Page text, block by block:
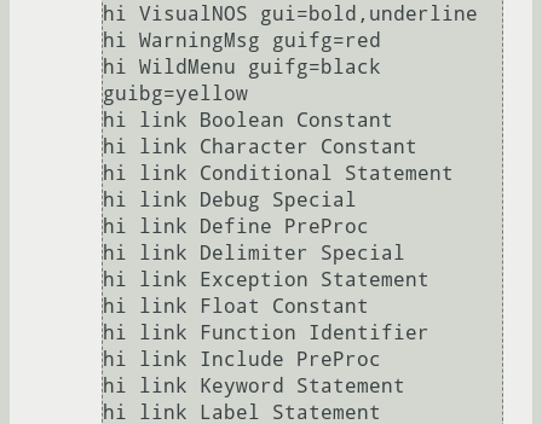
hi VisualNOS gui=bold,underline
hi WarningMsg guifg=red
hi WildMenu guifg=black
guibg=yellow
hi link Boolean Constant
hi link Character Constant
hi link Conditional Statement
hi link Debug Special
hi link Define PreProc
hi link Delimiter Special
hi link Exception Statement
hi link Float Constant
hi link Function Identifier
hi link Include PreProc
hi link Keyword Statement
hi link Label Statement